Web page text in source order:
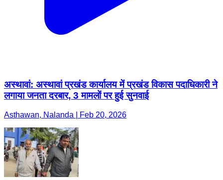
अस्थावां: अस्थावां प्रखंड कार्यालय में प्रखंड विकास पदाधिकारी ने
लगाया जनता दरबार, 3 मामलों पर हुई सुनवाई
Asthawan, Nalanda | Feb 20, 2026